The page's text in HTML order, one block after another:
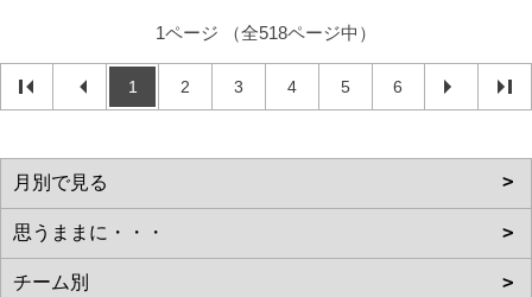
1ページ （全518ページ中）
1 2 3 4 5 6